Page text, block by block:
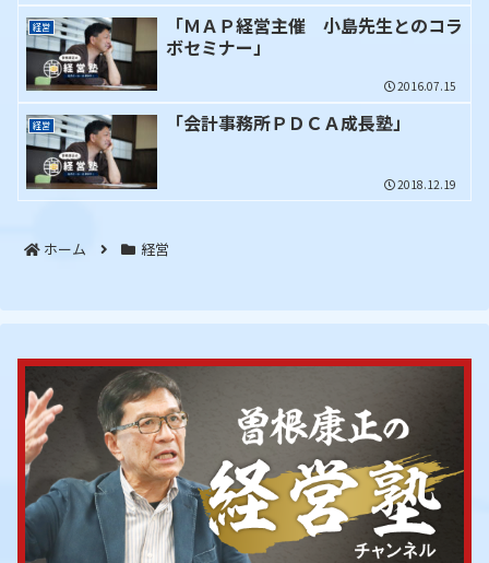
経営
「ＭＡＰ経営主催 小島先生とのコラ
ボセミナー」
2016.07.15
経営 「会計事務所ＰＤＣＡ成長塾」
2018.12.19
ホーム 経営